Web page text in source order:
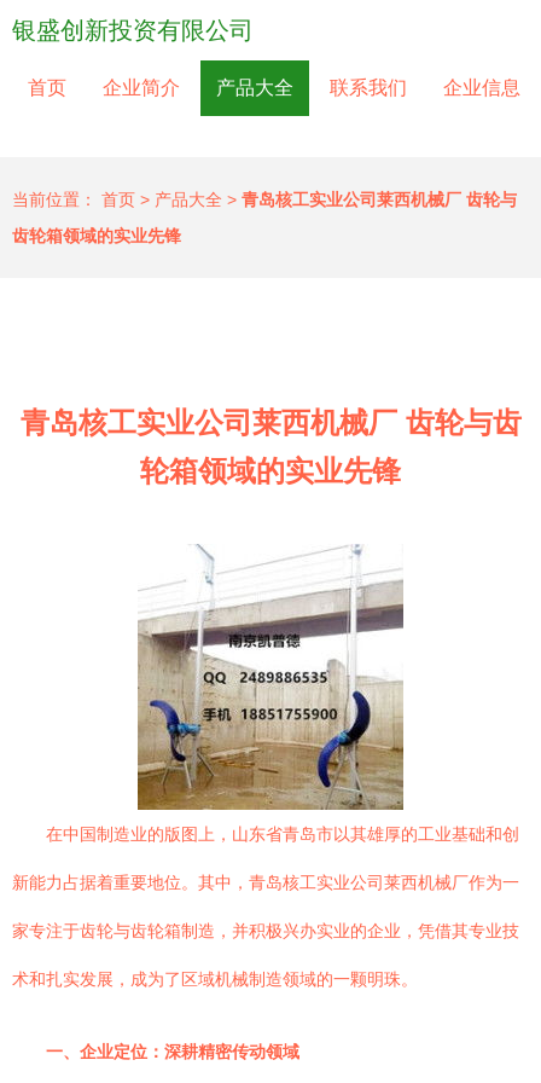
银盛创新投资有限公司
首页 企业简介 产品大全 联系我们 企业信息
当前位置： 首页 > 产品大全 > 青岛核工实业公司莱西机械厂 齿轮与
齿轮箱领域的实业先锋
青岛核工实业公司莱西机械厂 齿轮与齿
轮箱领域的实业先锋
在中国制造业的版图上，山东省青岛市以其雄厚的工业基础和创
新能力占据着重要地位。其中，青岛核工实业公司莱西机械厂作为一
家专注于齿轮与齿轮箱制造，并积极兴办实业的企业，凭借其专业技
术和扎实发展，成为了区域机械制造领域的一颗明珠。
一、企业定位：深耕精密传动领域